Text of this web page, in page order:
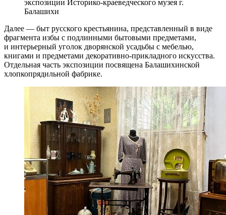
экспозиции Историко-краеведческого музея г.
Балашихи
Далее — быт русского крестьянина, представленный в виде
фрагмента избы с подлинными бытовыми предметами,
и интерьерный уголок дворянской усадьбы с мебелью,
книгами и предметами декоративно-прикладного искусства.
Отдельная часть экспозиции посвящена Балашихинской
хлопкопрядильной фабрике.